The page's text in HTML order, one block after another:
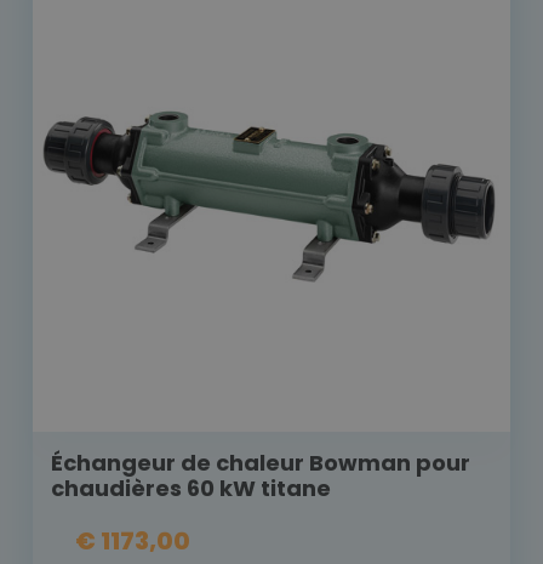
Échangeur de chaleur Bowman pour
chaudières 60 kW titane
€ 1173,00